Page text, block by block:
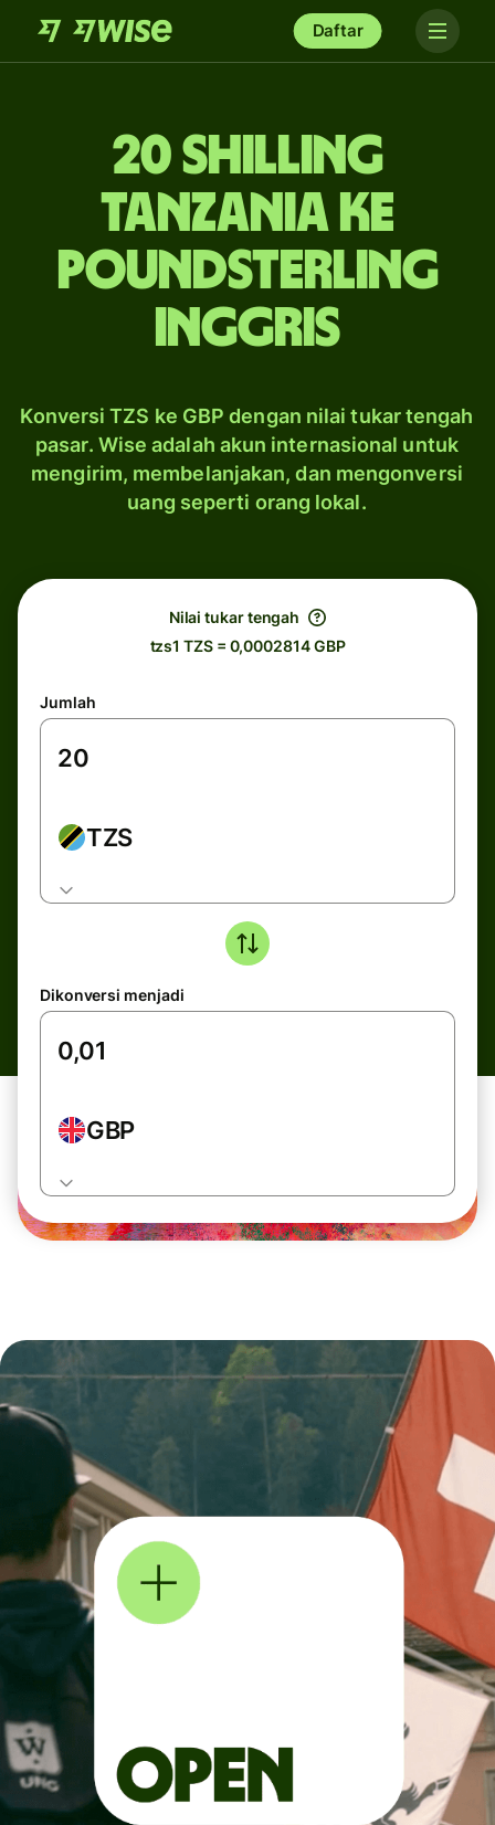
Daftar
20 shilling
Tanzania ke
poundsterling
Inggris
Konversi TZS ke GBP dengan nilai tukar tengah
pasar. Wise adalah akun internasional untuk
mengirim, membelanjakan, dan mengonversi
uang seperti orang lokal.
Nilai tukar tengah
tzs1 TZS = 0,0002814 GBP
Jumlah
TZS
Dikonversi menjadi
GBP